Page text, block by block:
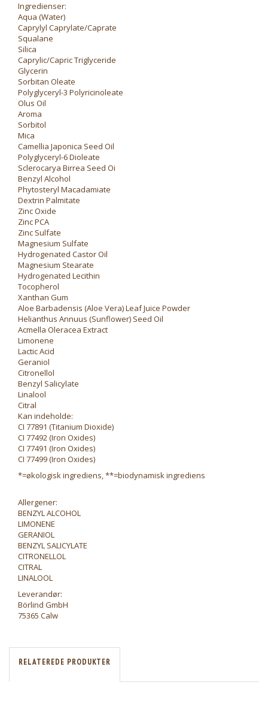
Ingredienser:
Aqua (Water)
Caprylyl Caprylate/Caprate
Squalane
Silica
Caprylic/Capric Triglyceride
Glycerin
Sorbitan Oleate
Polyglyceryl-3 Polyricinoleate
Olus Oil
Aroma
Sorbitol
Mica
Camellia Japonica Seed Oil
Polyglyceryl-6 Dioleate
Sclerocarya Birrea Seed Oi
Benzyl Alcohol
Phytosteryl Macadamiate
Dextrin Palmitate
Zinc Oxide
Zinc PCA
Zinc Sulfate
Magnesium Sulfate
Hydrogenated Castor Oil
Magnesium Stearate
Hydrogenated Lecithin
Tocopherol
Xanthan Gum
Aloe Barbadensis (Aloe Vera) Leaf Juice Powder
Helianthus Annuus (Sunflower) Seed Oil
Acmella Oleracea Extract
Limonene
Lactic Acid
Geraniol
Citronellol
Benzyl Salicylate
Linalool
Citral
Kan indeholde:
CI 77891 (Titanium Dioxide)
CI 77492 (Iron Oxides)
CI 77491 (Iron Oxides)
CI 77499 (Iron Oxides)
*=økologisk ingrediens, **=biodynamisk ingrediens
Allergener:
BENZYL ALCOHOL
LIMONENE
GERANIOL
BENZYL SALICYLATE
CITRONELLOL
CITRAL
LINALOOL
Leverandør:
Börlind GmbH
75365 Calw
RELATEREDE PRODUKTER